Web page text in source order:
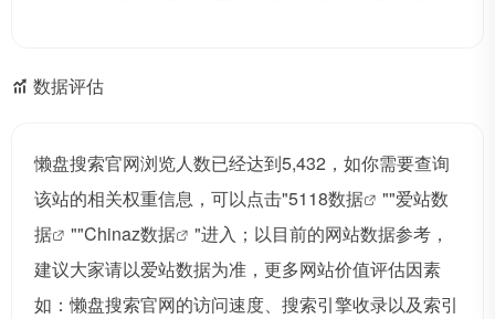
数据评估
懒盘搜索官网浏览人数已经达到5,432，如你需要查询
该站的相关权重信息，可以点击"5118数据 ""爱站数
据
""Chinaz数据
"进入；以目前的网站数据参考，
建议大家请以爱站数据为准，更多网站价值评估因素
如：懒盘搜索官网的访问速度、搜索引擎收录以及索引